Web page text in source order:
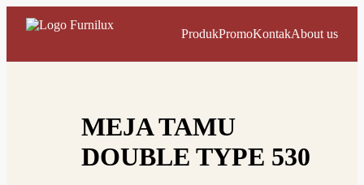
ProdukPromoKontakAbout us
MEJA TAMU
DOUBLE TYPE 530